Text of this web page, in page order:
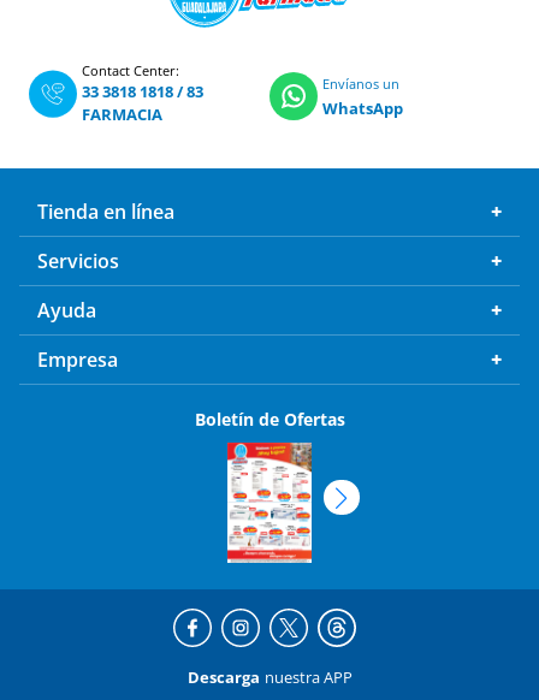
Contact Center:
33 3818 1818/83
FARMACIA
Envíanos un
WhatsApp
Tienda en línea
Servicios
Ayuda
Empresa
Boletín de Ofertas
Descarga nuestra APP